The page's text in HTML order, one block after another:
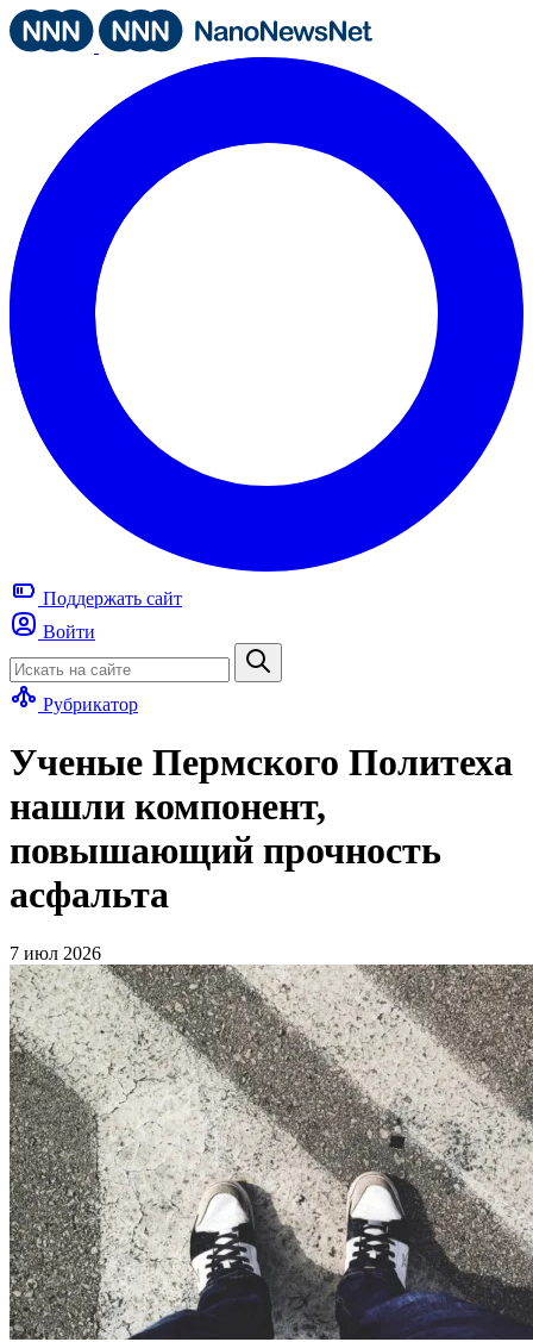
Поддержать сайт
Войти
Рубрикатор
Ученые Пермского Политеха
нашли компонент,
повышающий прочность
асфальта
7 июл 2026